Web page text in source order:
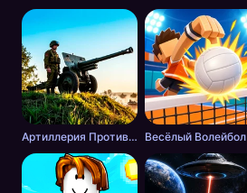
Артиллерия Против Танков Весёлый Волейбол